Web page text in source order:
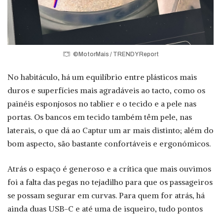
©MotorMais / TRENDY Report
No habitáculo, há um equilíbrio entre plásticos mais
duros e superfícies mais agradáveis ao tacto, como os
painéis esponjosos no tablier e o tecido e a pele nas
portas. Os bancos em tecido também têm pele, nas
laterais, o que dá ao Captur um ar mais distinto; além do
bom aspecto, são bastante confortáveis e ergonómicos.
Atrás o espaço é generoso e a crítica que mais ouvimos
foi a falta das pegas no tejadilho para que os passageiros
se possam segurar em curvas. Para quem for atrás, há
ainda duas USB-C e até uma de isqueiro, tudo pontos